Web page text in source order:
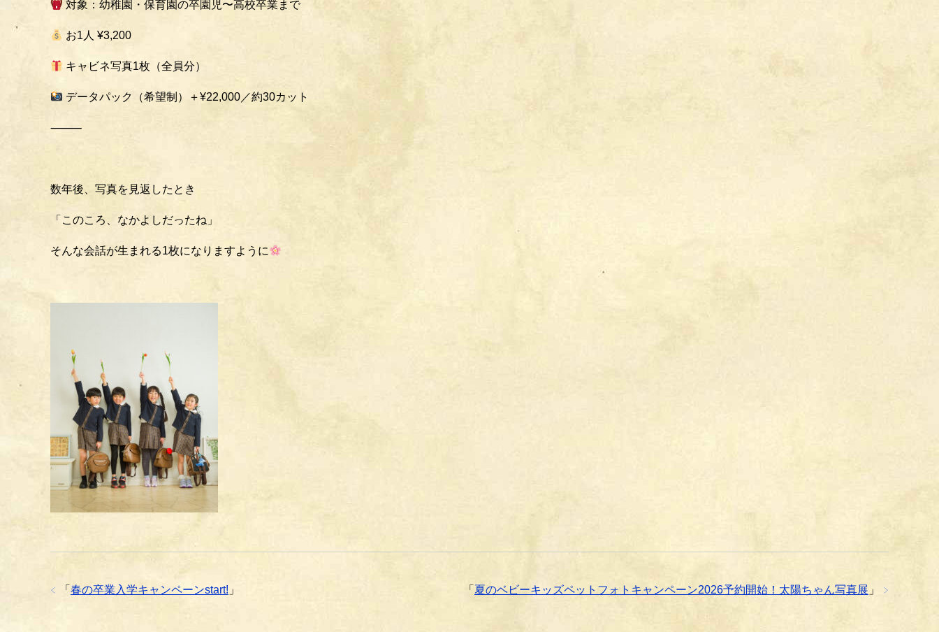
対象：幼稚園・保育園の卒園児〜高校卒業まで
お1人 ¥3,200
キャビネ写真1枚（全員分）
データパック（希望制）＋¥22,000／約30カット
⸻
数年後、写真を見返したとき
「このころ、なかよしだったね」
そんな会話が生まれる1枚になりますように
「 夏のベビーキッズペットフォトキャンペーン2026予約開始！太陽ちゃん写真展 」
「 春の卒業入学キャンペーンstart! 」